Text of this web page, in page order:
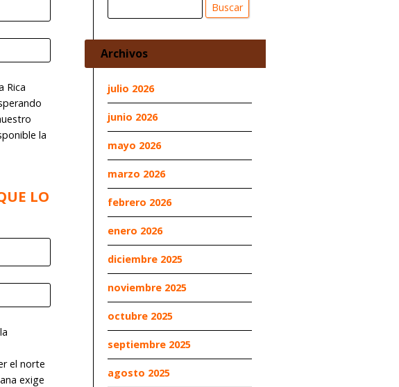
Rica
la
LO
el norte
exige
Buscar
Archivos
julio 2026
junio 2026
mayo 2026
marzo 2026
febrero 2026
enero 2026
diciembre 2025
noviembre 2025
octubre 2025
septiembre 2025
agosto 2025